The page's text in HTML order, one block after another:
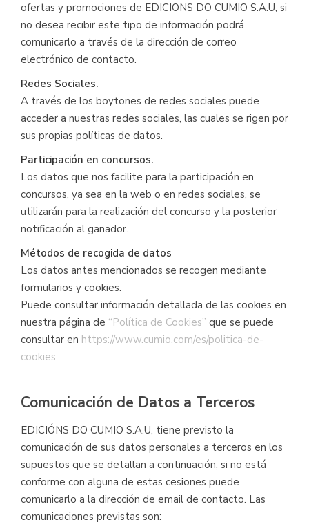
ofertas y promociones de EDICIONS DO CUMIO S.A.U, si
no desea recibir este tipo de información podrá
comunicarlo a través de la dirección de correo
electrónico de contacto.
Redes Sociales.
A través de los boytones de redes sociales puede
acceder a nuestras redes sociales, las cuales se rigen por
sus propias políticas de datos.
Participación en concursos.
Los datos que nos facilite para la participación en
concursos, ya sea en la web o en redes sociales, se
utilizarán para la realización del concurso y la posterior
notificación al ganador.
Métodos de recogida de datos
Los datos antes mencionados se recogen mediante
formularios y cookies.
Puede consultar información detallada de las cookies en
nuestra página de “Política de Cookies” que se puede
consultar en https://www.cumio.com/es/politica-de-
cookies
Comunicación de Datos a Terceros
EDICIÓNS DO CUMIO S.A.U, tiene previsto la
comunicación de sus datos personales a terceros en los
supuestos que se detallan a continuación, si no está
conforme con alguna de estas cesiones puede
comunicarlo a la dirección de email de contacto. Las
comunicaciones previstas son: